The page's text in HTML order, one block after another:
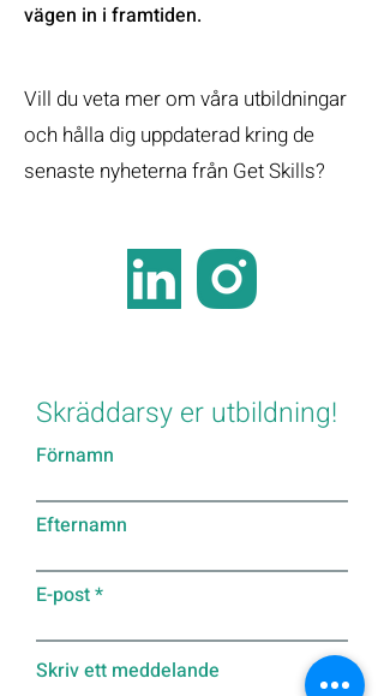
vägen in i framtiden.
Vill du veta mer om våra utbildningar
och hålla dig uppdaterad kring de
senaste nyheterna från Get Skills?
Skräddarsy er utbildning!
Förnamn
Efternamn
E-post
Skriv ett meddelande